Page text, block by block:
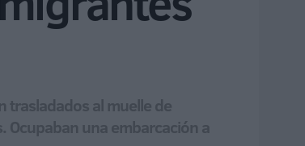
trasladados al muelle de
Ocupaban una embarcación a